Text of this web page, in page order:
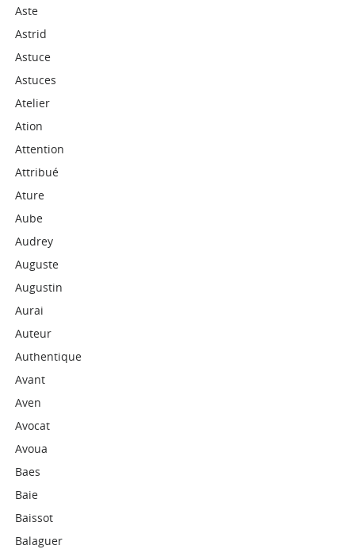
Aste
Astrid
Astuce
Astuces
Atelier
Ation
Attention
Attribué
Ature
Aube
Audrey
Auguste
Augustin
Aurai
Auteur
Authentique
Avant
Aven
Avocat
Avoua
Baes
Baie
Baissot
Balaguer